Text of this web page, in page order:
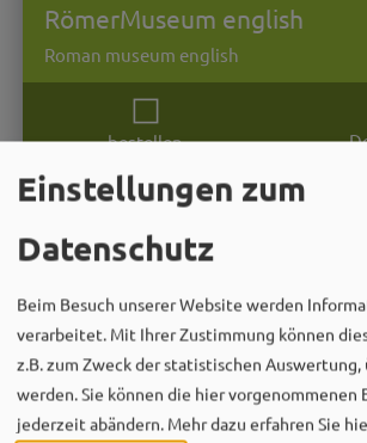
RömerMuseum english
Roman museum english
bestellen
Einstellungen zum
Datenschutz
Beim Besuch unserer Website werden
verarbeitet. Mit Ihrer Zustimmung können
z.B. zum Zweck der statistischen
werden. Sie können die hier vorgenommenen
jederzeit abändern. Mehr dazu erfahren Sie